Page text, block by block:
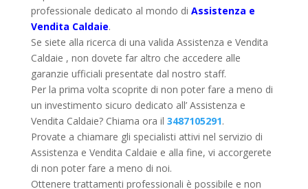
professionale dedicato al mondo di Assistenza e
Vendita Caldaie.
Se siete alla ricerca di una valida Assistenza e Vendita
Caldaie , non dovete far altro che accedere alle
garanzie ufficiali presentate dal nostro staff.
Per la prima volta scoprite di non poter fare a meno di
un investimento sicuro dedicato all’ Assistenza e
Vendita Caldaie? Chiama ora il 3487105291.
Provate a chiamare gli specialisti attivi nel servizio di
Assistenza e Vendita Caldaie e alla fine, vi accorgerete
di non poter fare a meno di noi.
Ottenere trattamenti professionali è possibile e non